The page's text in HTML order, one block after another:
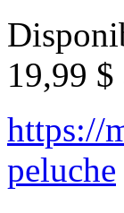
19,99 $
https://
peluche